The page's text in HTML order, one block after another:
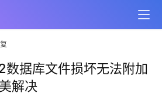
据库文件损坏无法附加
解决